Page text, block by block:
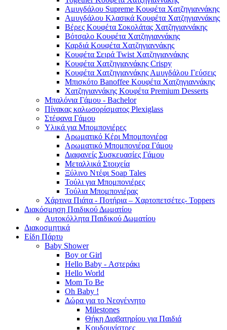
Αμυγδάλου Supreme Κουφέτα Χατζηγιαννάκης
Αμυγδάλου Κλασικά Κουφέτα Χατζηγιαννάκης
Βέρες Κουφέτα Σοκολάτας Χατζηγιαννάκης
Βότσαλο Κουφέτα Χατζηγιαννάκης
Καρδιά Κουφέτα Χατζηγιαννάκης
Κουφέτα Σειρά Twist Χατζηγιαννάκης
Κουφέτα Χατζηγιαννάκης Crispy
Κουφέτα Χατζηγιαννάκης Αμυγδάλου Γεύσεις
Μπισκότο Banoffee Κουφέτα Χατζηγιαννάκης
Χατζηγιαννάκης Κουφέτα Premium Desserts
Μπαλόνια Γάμου - Bachelor
Πίνακας καλωσορίσματος Plexiglass
Στέφανα Γάμου
Υλικά για Μπομπονιέρες
Αρωματικό Κέρι Μπομπονιέρα
Αρωματικό Μπομπονιέρα Γάμου
Διαφανείς Συσκευασίες Γάμου
Μεταλλικά Στοιχεία
Ξύλινο Ντέφι Soap Tales
Τούλι για Μπομπονιέρες
Τούλια Μπομπονιέρας
Χάρτινα Πιάτα - Ποτήρια – Χαρτοπετσέτες- Toppers
Διακόσμηση Παιδικού Δωματίου
Αυτοκόλλητα Παιδικού Δωματίου
Διακοσμητικά
Είδη Πάρτυ
Baby Shower
Boy or Girl
Hello Baby - Αστεράκι
Hello World
Mom To Be
Oh Baby !
Δώρα για το Νεογέννητο
Milestones
Θήκη Διαβατηρίου για Παιδιά
Κουδουνίστρες